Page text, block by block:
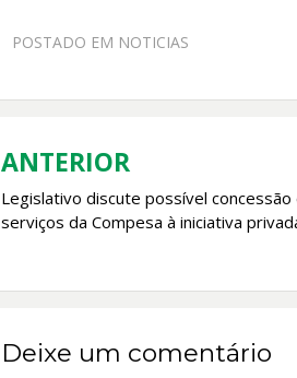
b
o A
POSTADO EM NOTICIAS
Navegação
de
ANTERIOR
Legislativo discute possível concessão
serviços da Compesa à iniciativa
Deixe um comentário